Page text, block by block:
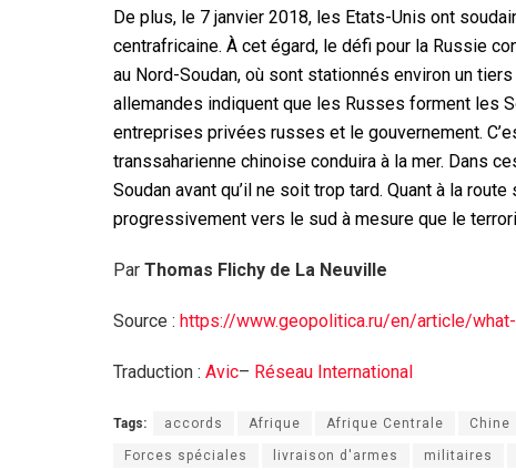
De plus, le 7 janvier 2018, les Etats-Unis ont
centrafricaine. À cet égard, le défi pour la Russie
au Nord-Soudan, où sont stationnés environ un
allemandes indiquent que les Russes forment les
entreprises privées russes et le gouvernement.
transsaharienne chinoise conduira à la mer. Dans
Soudan avant qu’il ne soit trop tard. Quant à la
progressivement vers le sud à mesure que le
Par Thomas Flichy de La Neuville
Source : https://www.geopolitica.ru/en/article/
Traduction : Avic– Réseau International
Tags: accords Afrique Afrique Centrale Chine
Forces spéciales livraison d'armes militaires